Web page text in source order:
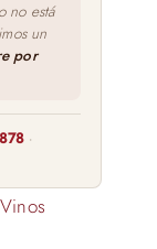
no está
un
por
·
Vinos